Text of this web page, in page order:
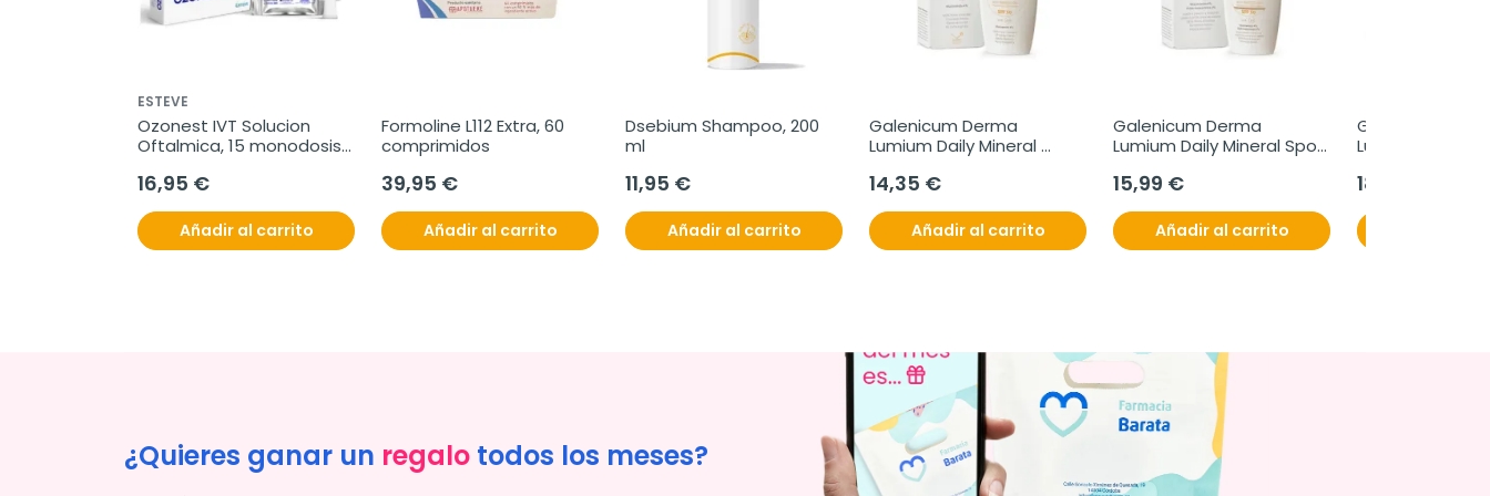
ESTEVE
Ozonest IVT Solucion
Oftalmica, 15 monodosis
16,95 €
Añadir al carrito
Formoline L112 Extra, 60
comprimidos
39,95 €
Añadir al carrito
Dsebium Shampoo, 200
ml
11,95 €
Añadir al carrito
Galenicum Derma
Lumium Daily Mineral
14,35 €
Añadir al carrito
Galenicum Derma
Lumium Daily Mineral Spot
15,99 €
Añadir al carrito
Galenicum
Lumium Oral,
18,30 €
¿Quieres ganar un regalo todos los meses?